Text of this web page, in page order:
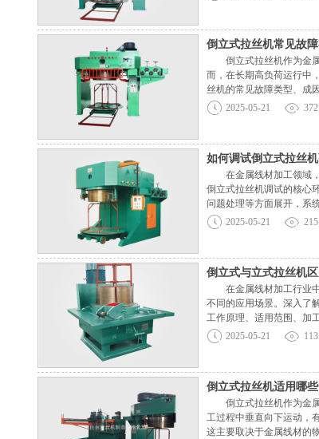
倒立式拉丝机常见故
倒立式拉丝机作为金属
而，在长期高负荷运行中
丝机的常见故障类型、
因：主轴轴承磨损、润滑
2025-05-21 372
如何调试倒立式拉丝机
在金属线材加工领域，
倒立式拉丝机调试的核心
问题处理等方面展开，
由放线装置、拉拔模具组
2025-05-21 215
倒立式与立式拉丝机
在金属线材加工行业中
不同的应用场景。深入了
工作原理、适用范围、加
拉丝机的放线装置位于设
2025-05-21 113
倒立式拉丝机适用哪
倒立式拉丝机作为金属
工过程中垂直向下运动，
这主要取决于金属线材的